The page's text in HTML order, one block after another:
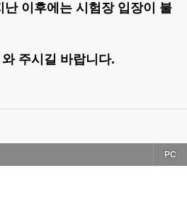
난 이후에는 시험장 입장이 불
주시길 바랍니다.
PC